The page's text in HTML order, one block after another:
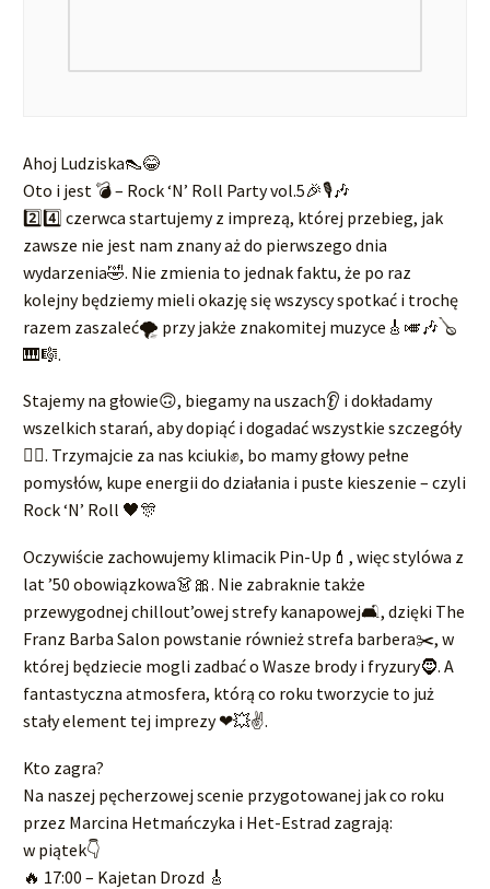
Ahoj Ludziska👠😂
Oto i jest 💣 – Rock ‘N’ Roll Party vol.5🎉🎙🎶
2️⃣4️⃣ czerwca startujemy z imprezą, której przebieg, jak
zawsze nie jest nam znany aż do pierwszego dnia
wydarzenia🤣. Nie zmienia to jednak faktu, że po raz
kolejny będziemy mieli okazję się wszyscy spotkać i trochę
razem zaszaleć🌪 przy jakże znakomitej muzyce🎸🎺🎶🪕
🎹🎼.
Stajemy na głowie🙃, biegamy na uszach👂 i dokładamy
wszelkich starań, aby dopiąć i dogadać wszystkie szczegóły
🧞‍♂️. Trzymajcie za nas kciuki✊, bo mamy głowy pełne
pomysłów, kupe energii do działania i puste kieszenie – czyli
Rock ‘N’ Roll 🖤🎊
Oczywiście zachowujemy klimacik Pin-Up💄, więc stylówa z
lat ’50 obowiązkowa👗🎀. Nie zabraknie także
przewygodnej chillout’owej strefy kanapowej🛋, dzięki The
Franz Barba Salon powstanie również strefa barbera✂️, w
której będziecie mogli zadbać o Wasze brody i fryzury🧔. A
fantastyczna atmosfera, którą co roku tworzycie to już
stały element tej imprezy ❤💥✌.
Kto zagra?
Na naszej pęcherzowej scenie przygotowanej jak co roku
przez Marcina Hetmańczyka i Het-Estrad zagrają:
w piątek👇
🔥 17:00 – Kajetan Drozd 🎸